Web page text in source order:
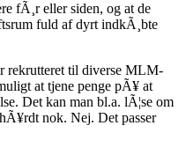
fÃ¸r eller siden, og at de
fuld af dyrt indkÃ¸bte
rekrutteret til diverse MLM-
at tjene penge pÃ¥ at
Det kan man bl.a. lÃ¦se om
nok. Nej. Det passer